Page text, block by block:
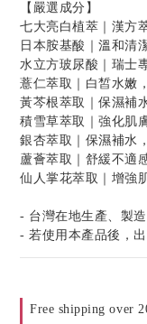
【嚴選成分】
七大亮白植萃｜漢方
日本胺基酸｜溫和清
水立方玻尿酸｜瑞士
薏仁萃取｜白皙水嫩
黃芩根萃取｜保濕補
積雪草萃取｜強化肌
銀杏萃取｜保濕補水
蘆薈萃取｜舒緩不適
仙人掌花萃取｜增強
- 台灣在地生產、製造
- 若使用本產品後，
Free shipping over